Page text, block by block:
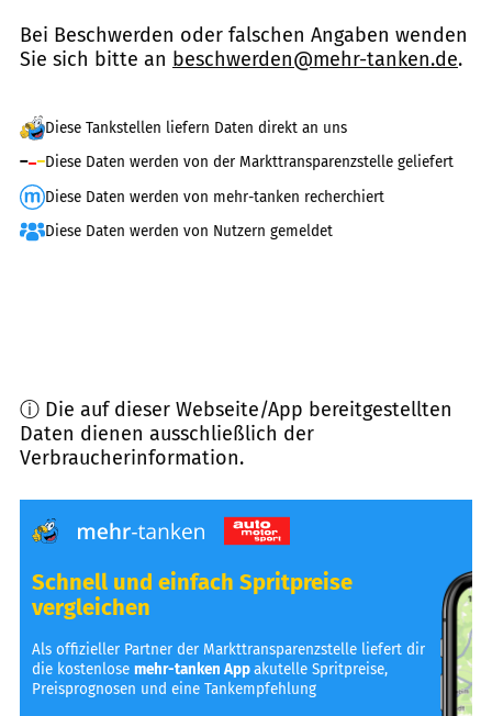
Bei Beschwerden oder falschen Angaben wenden
Sie sich bitte an beschwerden@mehr-tanken.de.
Diese Tankstellen liefern Daten direkt an uns
Diese Daten werden von der Markttransparenzstelle geliefert
Diese Daten werden von mehr-tanken recherchiert
Diese Daten werden von Nutzern gemeldet
ⓘ Die auf dieser Webseite/App bereitgestellten
Daten dienen ausschließlich der
Verbraucherinformation.
Schnell und einfach Spritpreise
vergleichen
Als offizieller Partner der Markttransparenzstelle liefert dir
die kostenlosemehr-tanken Appakutelle Spritpreise,
Preisprognosen und eine Tankempfehlung